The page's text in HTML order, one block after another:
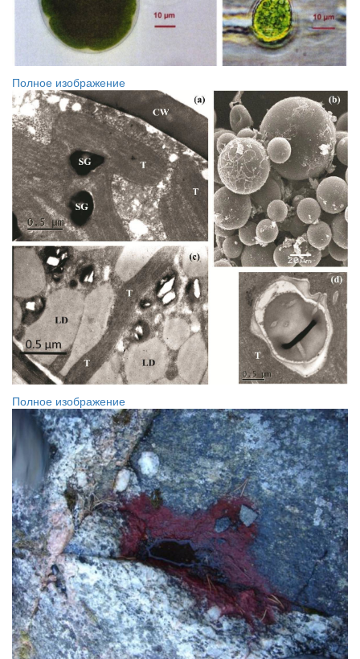
Полное изображение
Полное изображение